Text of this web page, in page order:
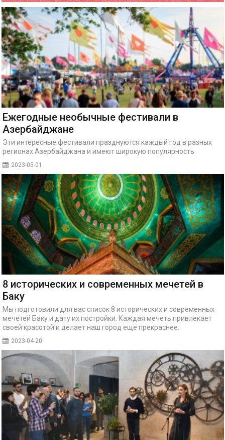
Ежегодные необычные фестивали в
Азербайджане
Эти интересные фестивали празднуются каждый год в разных
регионах Азербайджана и имеют широкую популярность
2023-05-01
8 исторических и современных мечетей в
Баку
Мы подготовили для вас список 8 исторических и современных
мечетей Баку и дату их постройки. Каждая мечеть привлекает
своей красотой и делает наш город еще прекраснее.
2023-04-20